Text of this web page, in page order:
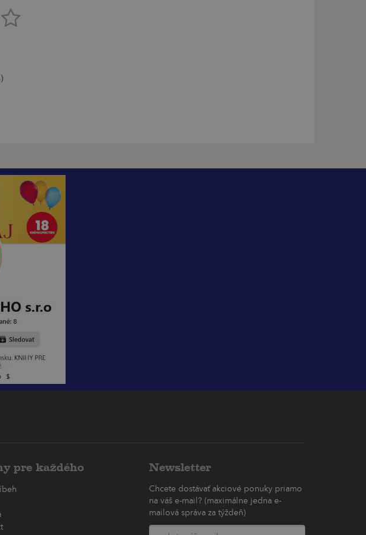
)
pre každého Newsletter
Chcete dostávať akciové ponuky priamo
na váš e-mail? (maximálne jedna e-
mailová správa za týždeň)